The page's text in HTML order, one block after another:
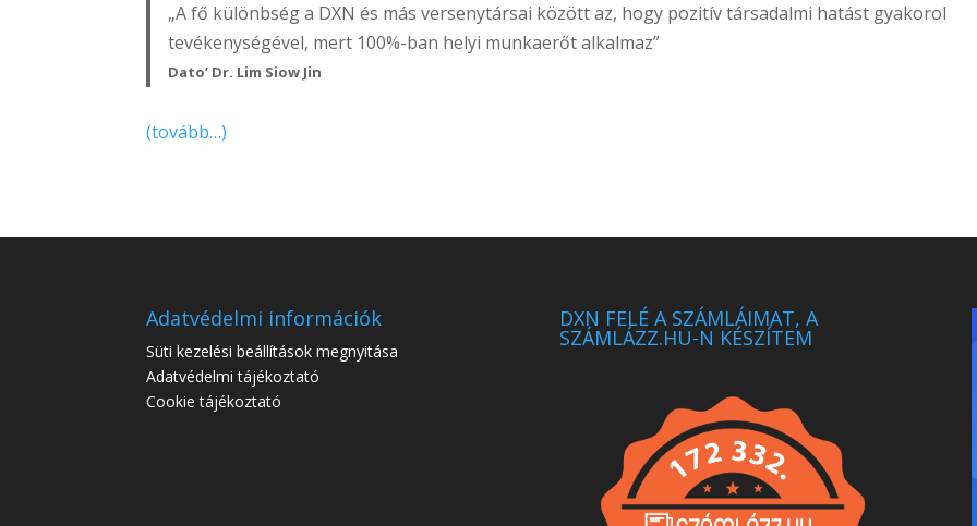
„A fő különbség a DXN és más versenytársai között az, hogy pozitív társadalmi hatást gyakorol
tevékenységével, mert 100%-ban helyi munkaerőt alkalmaz”
Dato’ Dr. Lim Siow Jin
(tovább…)
Adatvédelmi információk
Süti kezelési beállítások megnyitása
Adatvédelmi tájékoztató
Cookie tájékoztató
DXN FELÉ A SZÁMLÁIMAT, A
SZÁMLÁZZ.HU-N KÉSZÍTEM